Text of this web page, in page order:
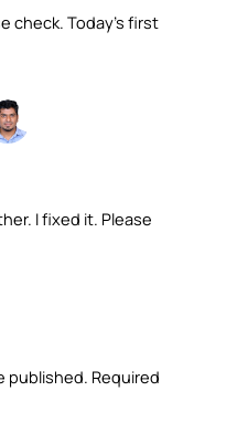
check. Today’s first
I fixed it. Please
published. Required